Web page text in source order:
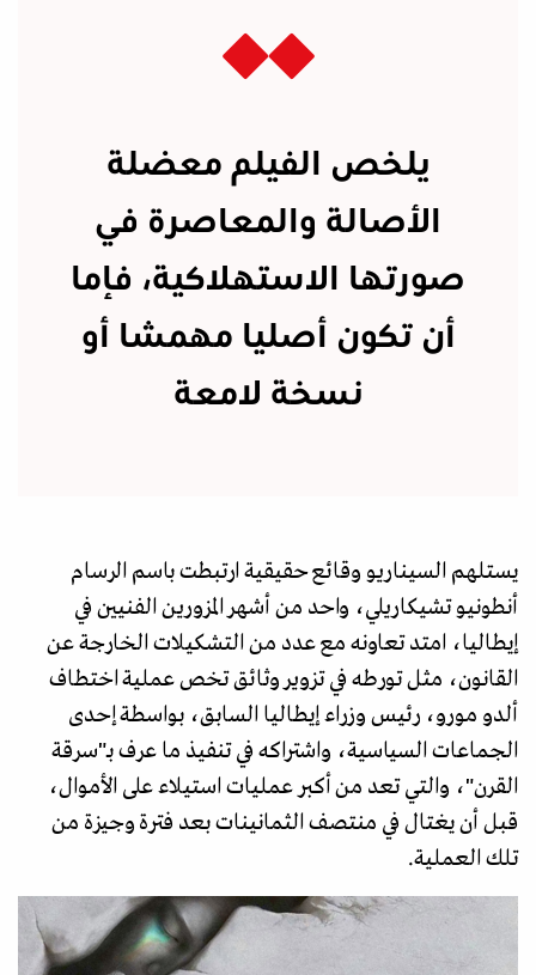
يلخص الفيلم معضلة
الأصالة والمعاصرة في
صورتها الاستهلاكية، فإما
أن تكون أصليا مهمشا أو
نسخة لامعة
يستلهم السيناريو وقائع حقيقية ارتبطت باسم الرسام
أنطونيو تشيكاريلي، واحد من أشهر المزورين الفنيين في
إيطاليا، امتد تعاونه مع عدد من التشكيلات الخارجة عن
القانون، مثل تورطه في تزوير وثائق تخص عملية اختطاف
ألدو مورو، رئيس وزراء إيطاليا السابق، بواسطة إحدى
الجماعات السياسية، واشتراكه في تنفيذ ما عرف بـ"سرقة
القرن"، والتي تعد من أكبر عمليات استيلاء على الأموال،
قبل أن يغتال في منتصف الثمانينات بعد فترة وجيزة من
تلك العملية.